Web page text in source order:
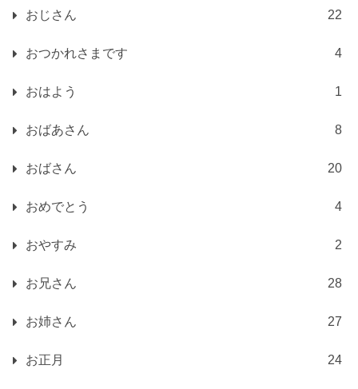
おじさん 22
おつかれさまです 4
おはよう 1
おばあさん 8
おばさん 20
おめでとう 4
おやすみ 2
お兄さん 28
お姉さん 27
お正月 24